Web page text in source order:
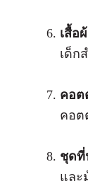
เสื้อ
เด็ก
คอต
คอต
ชุดที่
และ